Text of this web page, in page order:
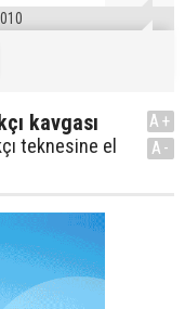
kavgası
teknesine el
A+
A-